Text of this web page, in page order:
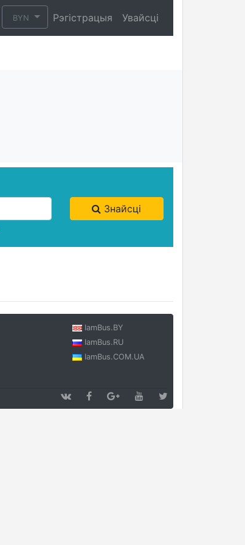
BYN Рэгістрацыя Увайсці
Знайсці
IamBus.BY
IamBus.RU
IamBus.COM.UA